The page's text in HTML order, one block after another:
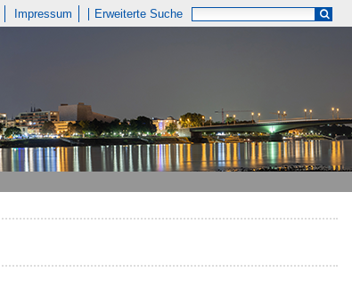
Impressum Erweiterte Suche